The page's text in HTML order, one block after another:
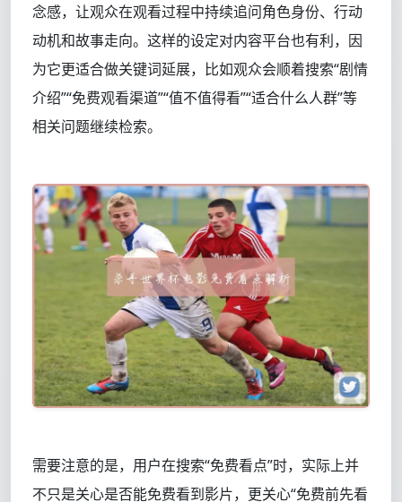
念感，让观众在观看过程中持续追问角色身份、行动
动机和故事走向。这样的设定对内容平台也有利，因
为它更适合做关键词延展，比如观众会顺着搜索“剧情
介绍”“免费观看渠道”“值不值得看”“适合什么人群”等
相关问题继续检索。
需要注意的是，用户在搜索“免费看点”时，实际上并
不只是关心是否能免费看到影片，更关心“免费前先看